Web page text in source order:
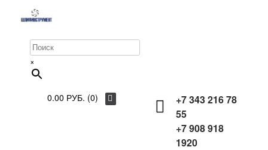
×
+7 343 216 78
55
+7 908 918
1920
0.00 РУБ. (0)